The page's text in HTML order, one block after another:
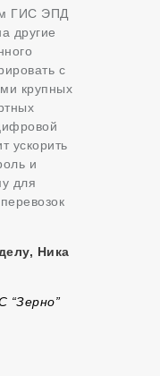
ГИС ЭПД
другие
с
крупных
ускорить
и
для
Ника
“Зерно”